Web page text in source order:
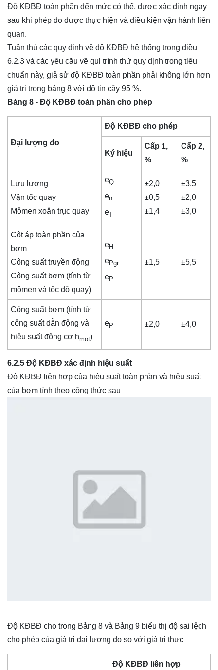
Độ KĐBĐ toàn phần đến mức có thể, được xác định ngay
sau khi phép đo được thực hiện và điều kiện vận hành liên
quan.
Tuân thủ các quy định về độ KĐBĐ hệ thống trong điều
6.2.3 và các yêu cầu về qui trình thử quy định trong tiêu
chuẩn này, giả sử độ KĐBĐ toàn phần phải không lớn hơn
giá trị trong bảng 8 với độ tin cậy 95 %.
Bảng 8 - Độ KĐBĐ toàn phần cho phép
Đại lượng đo
Độ KĐBĐ cho phép
Ký hiệu
Cấp 1,
%
Cấp 2,
%
Lưu lượng
Vận tốc quay
Mômen xoắn trục quay
eQ
en
eT
±2,0
±0,5
±1,4
±3,5
±2,0
±3,0
Cột áp toàn phần của
bơm
Công suất truyền động
Công suất bơm (tính từ
mômen và tốc độ quay)
eH
ePgr
eP
±1,5 ±5,5
Công suất bơm (tính từ
công suất dẫn động và
hiệu suất động cơ hmot)
eP ±2,0 ±4,0
6.2.5 Độ KĐBĐ xác định hiệu suất
Độ KĐBĐ liên hợp của hiệu suất toàn phần và hiệu suất
của bơm tính theo công thức sau
Độ KĐBĐ cho trong Bảng 8 và Bảng 9 biểu thị độ sai lệch
cho phép của giá trị đại lượng đo so với giá trị thực
Độ KĐBĐ liên hợp